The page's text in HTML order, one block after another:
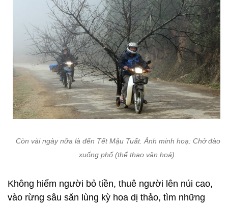
Còn vài ngày nữa là đến Tết Mậu Tuất. Ảnh minh hoạ: Chở đào
xuống phố (thể thao văn hoá)
Không hiếm người bỏ tiền, thuê người lên núi cao,
vào rừng sâu săn lùng kỳ hoa dị thảo, tìm những